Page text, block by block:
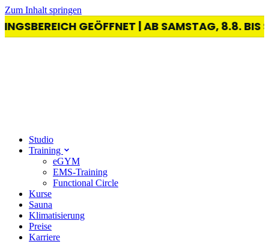
Zum Inhalt springen
GEÖFFNET | AB SAMSTAG, 8.8. BIS
Studio
Training
eGYM
EMS-Training
Functional Circle
Kurse
Sauna
Klimatisierung
Preise
Karriere